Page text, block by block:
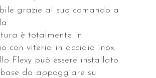
grazie al suo comando a
è totalmente in
con viteria in acciaio inox.
Flexy può essere installato
da appoggiare su